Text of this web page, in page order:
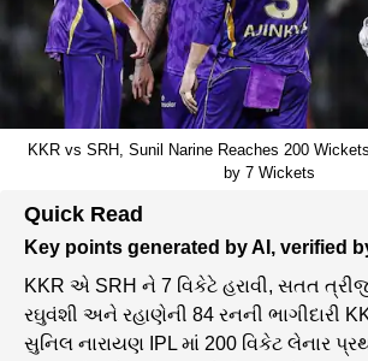
KKR vs SRH, Sunil Narine Reaches 200
by 7 Wickets
Quick Read
Key points generated by AI, verified
KKR એ SRH ને 7 વિકેટે હરાવી, સતત
રઘુવંશી અને રહાણેની 84 રનની ભાગીદારી
સુનિલ નારાયણ IPL માં 200 વિકેટ લેનાર